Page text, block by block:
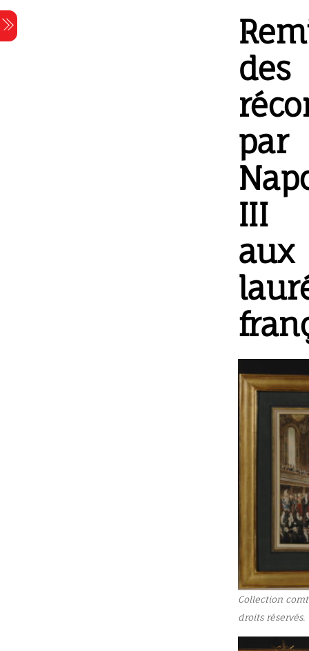
Skip
to
content
des
par
III
aux
Collection
droits réservés.